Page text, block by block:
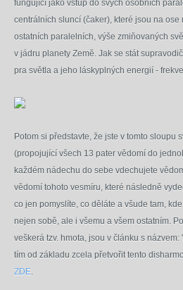
fungující jako vstup do svých osobních
centrálních sluncí (čaker), které jsou na
ostatních paralelních, výše zmiňovaných
v jádru planety Země. Jak se stát
pra světla a jeho láskyplných energií -
Potom si představte, že jste v tomto sloupu
(propojující všech 13 pater vědomí do
každém nádechu do sebe vdechujete
vědomí tohoto vesmíru, které následně
co jen pomyslíte, co děláte a všude tam,
nejen sobě, ale i všemu a všem ostatním.
veškerá tzv. hmota, jsou v článku s
tím od základu zcela přetvořit tento
ZDE.